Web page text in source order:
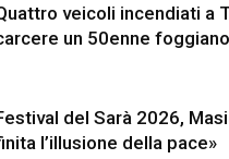
veicoli incendiati a
un 50enne foggiano
del Sarà 2026,
l’illusione della pace»